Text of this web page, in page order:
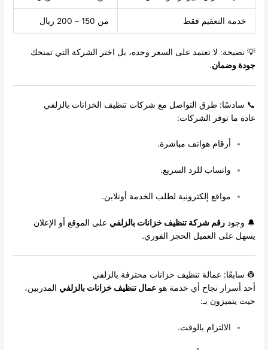
خدمة التعقيم فقط من 150 – 200 ريال
💡 نصيحة: لا تعتمد على السعر وحده، بل اختر الشركة التي تمنحك
جودة وضمان.
📞 سادسًا: طرق التواصل مع شركات تنظيف الخزانات بالزلفي
عادة ما توفر الشركات:
أرقام هواتف مباشرة.
واتساب للرد السريع.
مواقع إلكترونية لطلب الخدمة أونلاين.
🔔 وجودرقم شركة تنظيف خزانات بالزلفي على الموقع أو الإعلان
يسهل على العميل الحجز الفوري.
👷 سابعًا: عمالة تنظيف خزانات محترفة بالزلفي
أحد أسرار نجاح أي خدمة هوعمال تنظيف خزانات بالزلفي المدربين،
حيث يتميزون بـ:
الالتزام بالوقت.